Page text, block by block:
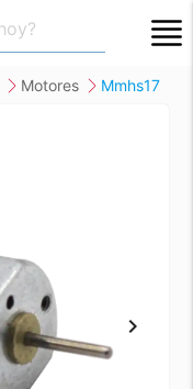
motores mmhs17